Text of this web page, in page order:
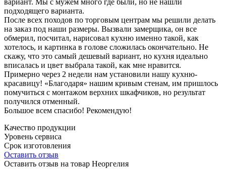
подходящего варианта.
После всех походов по торговым центрам мы решили делать
на заказ под наши размеры. Вызвали замерщика, он все
обмерил, посчитал, нарисовал кухню именно такой, как
хотелось, и картинка в голове сложилась окончательно. Не
скажу, что это самый дешевый вариант, но кухня идеально
вписалась и цвет выбрала такой, как мне нравится.
Примерно через 2 недели нам установили нашу кухню-
красавицу! «Благодаря» нашим кривым стенам, им пришлось
помучиться с монтажом верхних шкафчиков, но результат
получился отменный.
Большое всем спасибо! Рекомендую!
Качество продукции
Уровень сервиса
Срок изготовления
Оставить отзыв
Оставить отзыв на товар Неоргелия